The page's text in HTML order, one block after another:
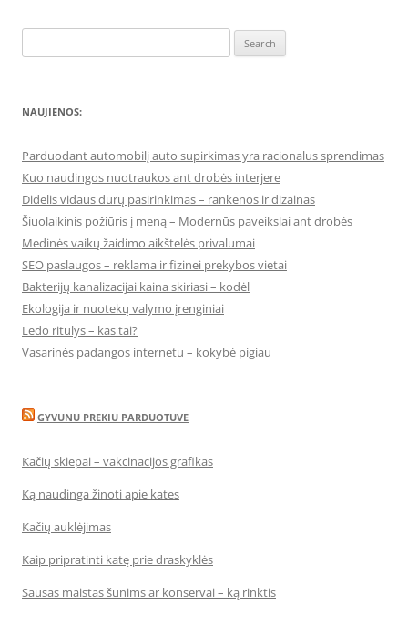
for:
NAUJIENOS:
Parduodant automobilį auto supirkimas yra racionalus sprendimas
Kuo naudingos nuotraukos ant drobės interjere
Didelis vidaus durų pasirinkimas – rankenos ir dizainas
Šiuolaikinis požiūris į meną – Modernūs paveikslai ant drobės
Medinės vaikų žaidimo aikštelės privalumai
SEO paslaugos – reklama ir fizinei prekybos vietai
Bakterijų kanalizacijai kaina skiriasi – kodėl
Ekologija ir nuotekų valymo įrenginiai
Ledo ritulys – kas tai?
Vasarinės padangos internetu – kokybė pigiau
GYVUNU PREKIU PARDUOTUVE
Kačių skiepai – vakcinacijos grafikas
Ką naudinga žinoti apie kates
Kačių auklėjimas
Kaip pripratinti katę prie draskyklės
Sausas maistas šunims ar konservai – ką rinktis